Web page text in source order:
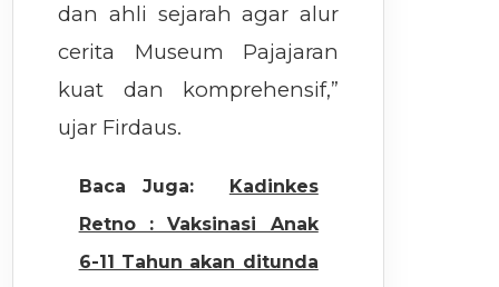
dan ahli sejarah agar alur
cerita Museum Pajajaran
kuat dan komprehensif,”
ujar Firdaus.
Baca Juga:
Kadinkes
Retno : Vaksinasi Anak
6-11 Tahun akan ditunda